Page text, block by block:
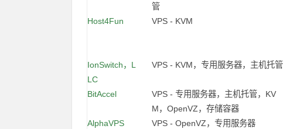
管
Host4Fun VPS - KVM
IonSwitch，L
LC
VPS - KVM，专用服务器，主机托管
BitAccel
VPS - 专用服务器，主机托管，KV
M，OpenVZ，存储容器
AlphaVPS VPS - OpenVZ，专用服务器